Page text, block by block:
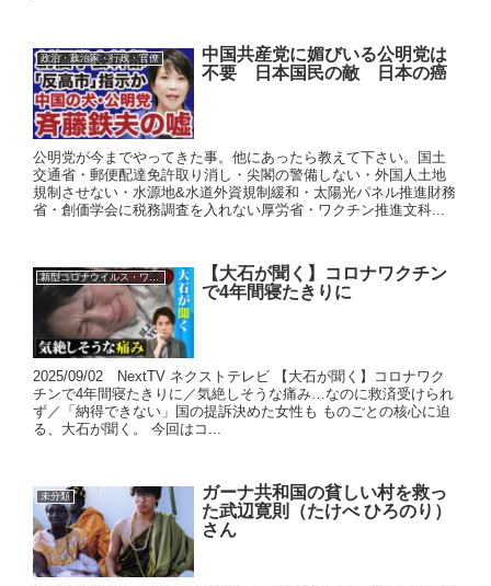
政治・政治家・行政・官僚
中国共産党に媚びいる公明党は
不要 日本国民の敵 日本の癌
公明党が今までやってきた事。他にあったら教えて下さい。国土
交通省・郵便配達免許取り消し・尖閣の警備しない・外国人土地
規制させない・水源地&水道外資規制緩和・太陽光パネル推進財務
省・創価学会に税務調査を入れない厚労省・ワクチン推進文科...
新型コロナウイルス・ワクチン
【大石が聞く】コロナワクチン
で4年間寝たきりに
2025/09/02 NextTV ネクストテレビ 【大石が聞く】コロナワク
チンで4年間寝たきりに／気絶しそうな痛み…なのに救済受けられ
ず／「納得できない」国の提訴決めた女性も ものごとの核心に迫
る、大石が聞く。 今回はコ...
未分類
ガーナ共和国の貧しい村を救っ
た武辺寛則（たけべ ひろのり）
さん